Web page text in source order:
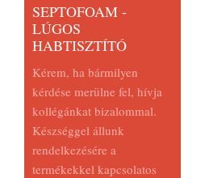
SEPTOFOAM -
LÚGOS
HABTISZTÍTÓ
Kérem, ha bármilyen
kérdése merülne fel, hívja
kollégánkat bizalommal.
Készséggel állunk
rendelkezésére a
termékekkel kapcsolatos